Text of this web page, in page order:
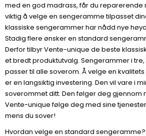
med en god madrass, får du reparerende
viktig å velge en sengeramme tilpasset
klassiske sengerammer har nådd nye
Stadig flere ønsker en standard
Derfor tilbyr Vente-unique de beste
et bredt produktutvalg. Sengerammer i
passer til alle soverom. Å velge en
er en langsiktig investering. Den vil vare i
soverommet ditt. Den følger deg gjennom
Vente-unique følge deg med sine
mens du sover!
Hvordan velge en standard